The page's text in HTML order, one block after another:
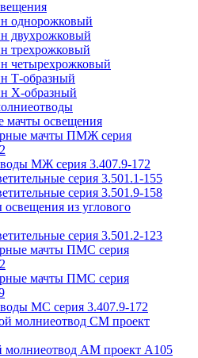
однорожковый
двухрожковый
трехрожковый
четырехрожковый
Т-образный
Х-образный
мачты освещения
мачты ПМЖ серия
МЖ серия 3.407.9-172
серия 3.501.1-155
серия 3.501.9-158
из углового
серия 3.501.2-123
мачты ПМС серия
мачты ПМС серия
МС серия 3.407.9-172
молниеотвод СМ проект
молниеотвод АМ проект А105